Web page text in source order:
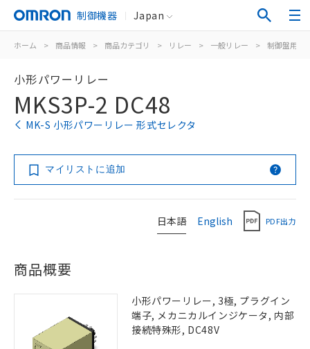
制御機器 Japan
ホーム > 商品情報 > 商品カテゴリ > リレー > 一般リレー > 制御盤用
小形パワーリレー
MKS3P-2 DC48
MK-S 小形パワーリレー 形式セレクタ
マイリストに追加
日本語 English PDF出力
商品概要
小形パワーリレー, 3極, プラグイン
端子, メカニカルインジケータ, 内部
接続特殊形, DC48V